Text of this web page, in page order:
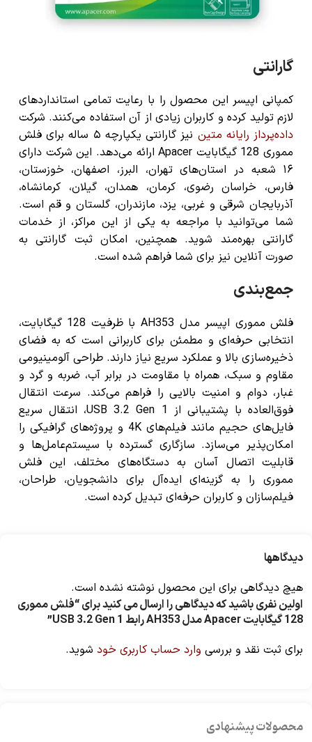
گارانتی
کمپانی اپیسر این محصول را با رعایت تمامی استانداردهای
لازم تولید کرده و کاربران زیادی از آن استفاده می‌کنند. شرکت
داده‌پرداز رایانه متین
نیز گارانتی یکپارچه ۵ ساله برای فلش
مموری 128 گیگابایت Apacer ارائه می‌دهد. این شرکت دارای
۱۶ شعبه در استان‌های تهران، البرز، اصفهان، خوزستان،
فارس، خراسان رضوی، کرمان، همدان، گیلان، کرمانشاه،
آذربایجان شرقی و غربی، یزد، مازندران، گلستان و قم است.
شما می‌توانید با مراجعه به یکی از این مراکز، از خدمات
گارانتی بهره‌مند شوید. همچنین، امکان ثبت گارانتی به
صورت آنلاین نیز برای شما فراهم شده است.
جمع‌بندی
فلش مموری اپیسر مدل AH353 با ظرفیت 128 گیگابایت،
انتخابی حرفه‌ای و مطمئن برای کاربرانی است که به فضای
ذخیره‌سازی بالا و عملکرد سریع نیاز دارند. طراحی آلومینیومی
مقاوم و سبک، همراه با مقاومت در برابر آب، ضربه و گرد و
غبار، دوام و امنیت بالایی را فراهم می‌کند. سرعت انتقال
فوق‌العاده با پشتیبانی از USB 3.2 Gen 1، انتقال سریع
فایل‌های حجیم مانند فیلم‌های 4K و پروژه‌های گرافیکی را
امکان‌پذیر می‌سازد. سازگاری گسترده با سیستم‌عامل‌ها و
قابلیت اتصال آسان به دستگاه‌های مختلف، این فلش
مموری را به گزینه‌ای ایده‌آل برای دانشجویان، طراحان،
فیلم‌سازان و کاربران حرفه‌ای تبدیل کرده است.
دیدگاهها
هیچ دیدگاهی برای این محصول نوشته نشده است.
اولین نفری باشید که دیدگاهی را ارسال می کنید برای “فلش مموری
128 گیگابایت Apacer مدل AH353 رابط USB 3.2 Gen 1”
برای ثبت نقد و بررسی وارد حساب کاربری خود شوید.
محصولات پیشنهادی